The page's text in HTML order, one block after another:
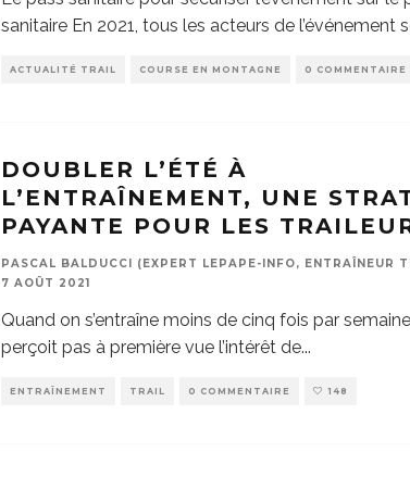
sanitaire En 2021, tous les acteurs de l’événement
ACTUALITÉ TRAIL COURSE EN MONTAGNE 0 COMMENTAIRE
DOUBLER L’ÉTÉ À
L’ENTRAÎNEMENT, UNE
PAYANTE POUR LES
PASCAL BALDUCCI (EXPERT LEPAPE-INFO, ENTRAÎNEUR
7 AOÛT 2021
Quand on s’entraîne moins de cinq fois par
perçoit pas à première vue l’intérêt de...
ENTRAÎNEMENT TRAIL 0 COMMENTAIRE 148